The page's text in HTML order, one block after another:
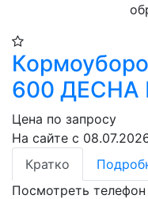
600 ДЕСНА
Цена по запросу
На сайте с
Кратко
Посмотреть телефон